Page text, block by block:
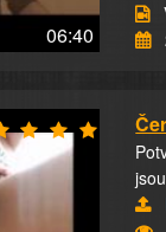
06:40